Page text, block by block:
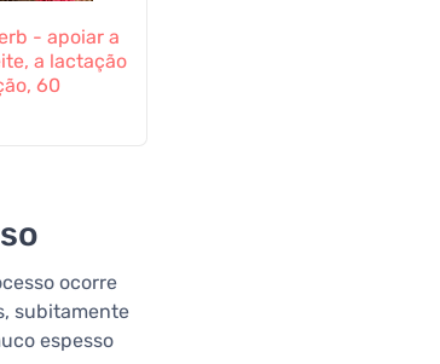
- apoiar a
a lactação
60
ocorre
subitamente
espesso